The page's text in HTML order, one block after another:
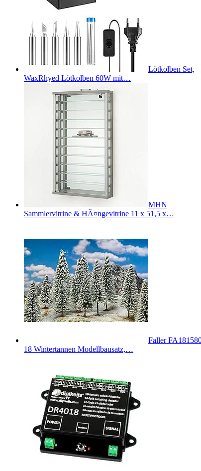
Lötkolben Set,
WaxRhyed Lötkolben 60W mit…
MHN
Sammlervitrine & HÃ¤ngevitrine 11 x 51,5 x…
Faller
18 Wintertannen Modellbausatz,…